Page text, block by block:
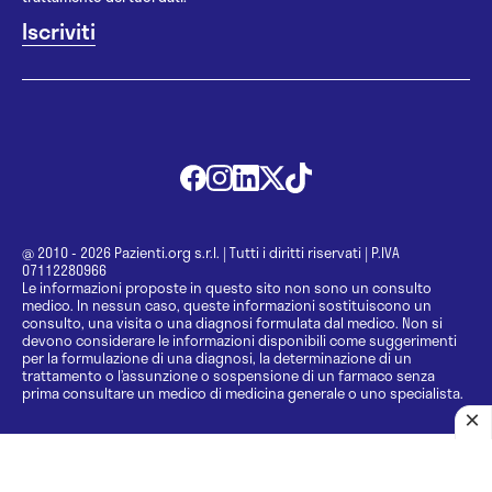
@ 2010 - 2026 Pazienti.org s.r.l. | Tutti i diritti riservati | P.IVA
07112280966
Le informazioni proposte in questo sito non sono un consulto
medico. In nessun caso, queste informazioni sostituiscono un
consulto, una visita o una diagnosi formulata dal medico. Non si
devono considerare le informazioni disponibili come suggerimenti
per la formulazione di una diagnosi, la determinazione di un
trattamento o l’assunzione o sospensione di un farmaco senza
prima consultare un medico di medicina generale o uno specialista.